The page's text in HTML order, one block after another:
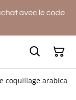
avec le code
coquillage arabica